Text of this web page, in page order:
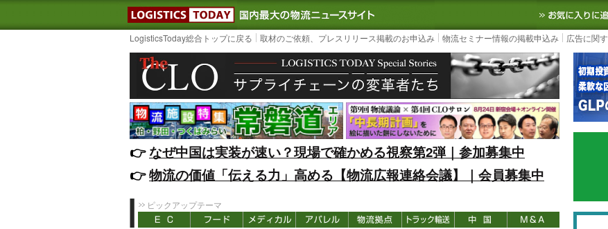
LOGISTICS TODAY｜国内最大の物流ニュースサイト3PL, SCMなど国内外の最新の
LogisticsToday総合トップに戻る 取材のご依頼、プレスリリース掲載のお申込み 物流セミナー情報の掲載申込み 広告に関
👉️なぜ中国は実装が速い？現場で確かめる視察第2弾｜参加募集中
👉️物流の価値「伝える力」高める【物流広報連絡会議】｜会員募集中
ピックアップテーマ